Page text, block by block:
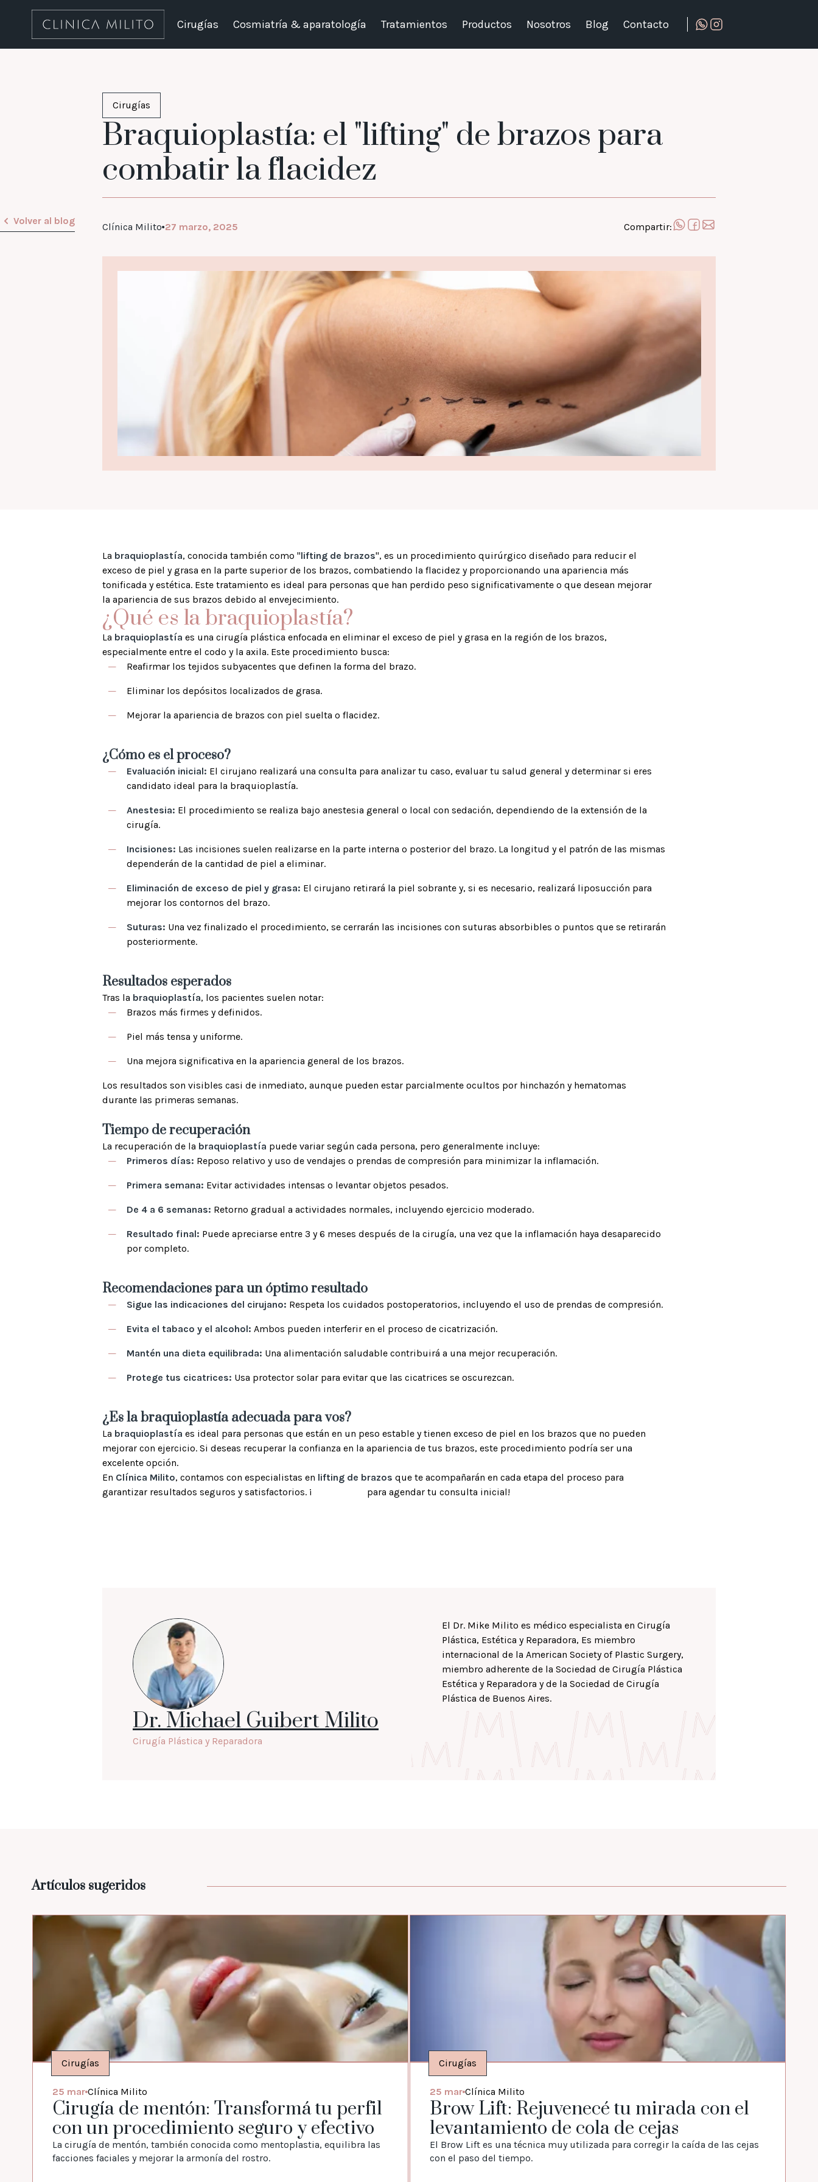
Cirugías Cosmiatría & aparatología Tratamientos Productos Nosotros Blog Contacto
Cirugías
Braquioplastía: el "lifting" de brazos para
combatir la flacidez
Clínica Milito 27 marzo, 2025 Compartir:
Volver al blog
La braquioplastía, conocida también como "lifting de brazos", es un procedimiento quirúrgico diseñado para reducir el
exceso de piel y grasa en la parte superior de los brazos, combatiendo la flacidez y proporcionando una apariencia más
tonificada y estética. Este tratamiento es ideal para personas que han perdido peso significativamente o que desean mejorar
la apariencia de sus brazos debido al envejecimiento.
¿Qué es la braquioplastía?
La braquioplastía es una cirugía plástica enfocada en eliminar el exceso de piel y grasa en la región de los brazos,
especialmente entre el codo y la axila. Este procedimiento busca:
Reafirmar los tejidos subyacentes que definen la forma del brazo.
Eliminar los depósitos localizados de grasa.
Mejorar la apariencia de brazos con piel suelta o flacidez.
¿Cómo es el proceso?
Evaluación inicial: El cirujano realizará una consulta para analizar tu caso, evaluar tu salud general y determinar si eres
candidato ideal para la braquioplastía.
Anestesia: El procedimiento se realiza bajo anestesia general o local con sedación, dependiendo de la extensión de la
cirugía.
Incisiones: Las incisiones suelen realizarse en la parte interna o posterior del brazo. La longitud y el patrón de las mismas
dependerán de la cantidad de piel a eliminar.
Eliminación de exceso de piel y grasa: El cirujano retirará la piel sobrante y, si es necesario, realizará liposucción para
mejorar los contornos del brazo.
Suturas: Una vez finalizado el procedimiento, se cerrarán las incisiones con suturas absorbibles o puntos que se retirarán
posteriormente.
Resultados esperados
Tras la braquioplastía, los pacientes suelen notar:
Brazos más firmes y definidos.
Piel más tensa y uniforme.
Una mejora significativa en la apariencia general de los brazos.
Los resultados son visibles casi de inmediato, aunque pueden estar parcialmente ocultos por hinchazón y hematomas
durante las primeras semanas.
Tiempo de recuperación
La recuperación de la braquioplastía puede variar según cada persona, pero generalmente incluye:
Primeros días: Reposo relativo y uso de vendajes o prendas de compresión para minimizar la inflamación.
Primera semana: Evitar actividades intensas o levantar objetos pesados.
De 4 a 6 semanas: Retorno gradual a actividades normales, incluyendo ejercicio moderado.
Resultado final: Puede apreciarse entre 3 y 6 meses después de la cirugía, una vez que la inflamación haya desaparecido
por completo.
Recomendaciones para un óptimo resultado
Sigue las indicaciones del cirujano: Respeta los cuidados postoperatorios, incluyendo el uso de prendas de compresión.
Evita el tabaco y el alcohol: Ambos pueden interferir en el proceso de cicatrización.
Mantén una dieta equilibrada: Una alimentación saludable contribuirá a una mejor recuperación.
Protege tus cicatrices: Usa protector solar para evitar que las cicatrices se oscurezcan.
¿Es la braquioplastía adecuada para vos?
La braquioplastía es ideal para personas que están en un peso estable y tienen exceso de piel en los brazos que no pueden
mejorar con ejercicio. Si deseas recuperar la confianza en la apariencia de tus brazos, este procedimiento podría ser una
excelente opción.
En Clínica Milito, contamos con especialistas en lifting de brazos que te acompañarán en cada etapa del proceso para
garantizar resultados seguros y satisfactorios. ¡
para agendar tu consulta inicial!
Dr. Michael Guibert Milito
Cirugía Plástica y Reparadora
El Dr. Mike Milito es médico especialista en Cirugía
Plástica, Estética y Reparadora, Es miembro
internacional de la American Society of Plastic Surgery,
miembro adherente de la Sociedad de Cirugía Plástica
Estética y Reparadora y de la Sociedad de Cirugía
Plástica de Buenos Aires.
Artículos sugeridos
Cirugías
25 mar Clínica Milito
Cirugía de mentón: Transformá tu perfil
con un procedimiento seguro y efectivo
La cirugía de mentón, también conocida como mentoplastia, equilibra las
facciones faciales y mejorar la armonía del rostro.
Cirugías
25 mar Clínica Milito
Brow Lift: Rejuvenecé tu mirada con el
levantamiento de cola de cejas
El Brow Lift es una técnica muy utilizada para corregir la caída de las cejas
con el paso del tiempo.